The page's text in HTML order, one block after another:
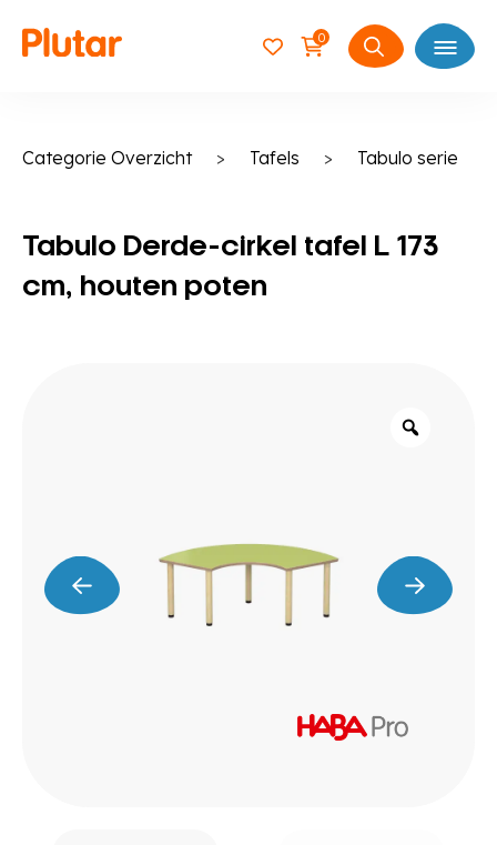
0
Zoeken
Open
Categorie Overzicht > Tafels > Tabulo serie
Tabulo Derde-cirkel tafel L 173
cm, houten poten